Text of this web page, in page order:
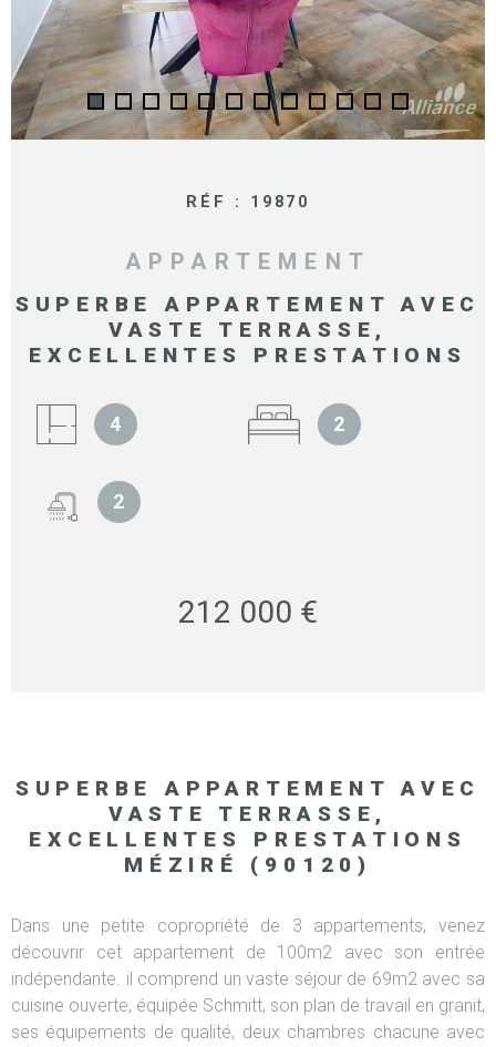
NOS
RÉF : 19870
APPARTEMENT
SUPERBE APPARTEMENT AVEC
VASTE TERRASSE,
EXCELLENTES PRESTATIONS
4 2
2
212 000 €
SUPERBE APPARTEMENT AVEC
VASTE TERRASSE,
EXCELLENTES PRESTATIONS
MÉZIRÉ (90120)
Dans une petite copropriété de 3 appartements, venez
découvrir cet appartement de 100m2 avec son entrée
indépendante. il comprend un vaste séjour de 69m2 avec sa
cuisine ouverte, équipée Schmitt, son plan de travail en granit,
ses équipements de qualité, deux chambres chacune avec